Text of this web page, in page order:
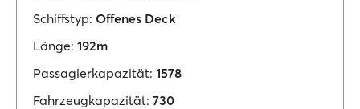
Schiffstyp: Offenes Deck
Länge: 192m
Passagierkapazität: 1578
Fahrzeugkapazität: 730